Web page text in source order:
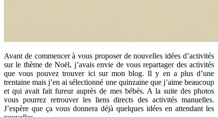
Avant de commencer à vous proposer de nouvelles idées d’activités
sur le thème de Noël, j’avais envie de vous repartager des activités
que vous pouvez trouver ici sur mon blog. Il y en a plus d’une
trentaine mais j’en ai sélectionné une quinzaine que j’aime beaucoup
et qui avait fait fureur auprès de mes bébés. A la suite des photos
vous pourrez retrouver les liens directs des activités manuelles.
J’espère que ça vous donnera déjà quelques idées en attendant les